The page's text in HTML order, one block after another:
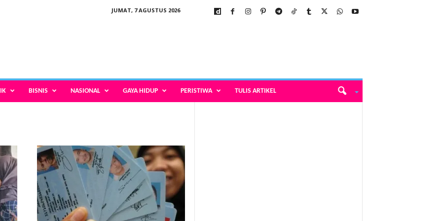
JUMAT, 7 AGUSTUS 2026
BISNIS NASIONAL GAYA HIDUP PERISTIWA TULIS ARTIKEL